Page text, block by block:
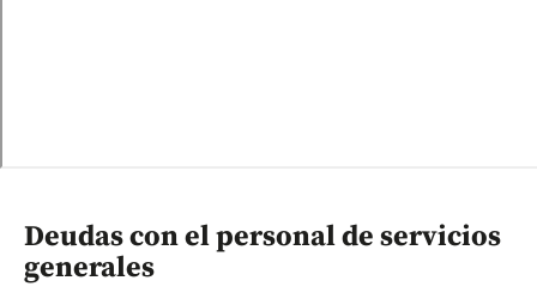
Deudas con el personal de servicios
generales